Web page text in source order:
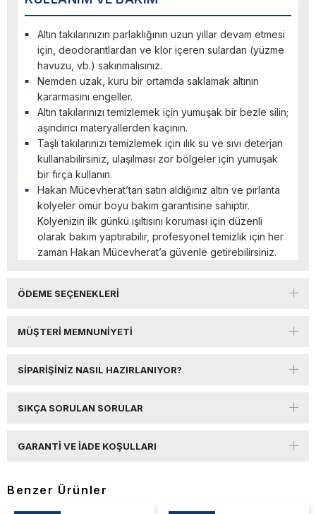
Altın takılarınızın parlaklığının uzun yıllar devam etmesi
için, deodorantlardan ve klor içeren sulardan (yüzme
havuzu, vb.) sakınmalısınız.
Nemden uzak, kuru bir ortamda saklamak altının
kararmasını engeller.
Altın takılarınızı temizlemek için yumuşak bir bezle silin;
aşındırıcı materyallerden kaçının.
Taşlı takılarınızı temizlemek için ılık su ve sıvı deterjan
kullanabilirsiniz, ulaşılması zor bölgeler için yumuşak
bir fırça kullanın.
Hakan Mücevherat’tan satın aldığınız altın ve pırlanta
kolyeler ömür boyu bakım garantisine sahiptir.
Kolyenizin ilk günkü ışıltısını koruması için düzenli
olarak bakım yaptırabilir, profesyonel temizlik için her
zaman Hakan Mücevherat’a güvenle getirebilirsiniz.
ÖDEME SEÇENEKLERI
MÜŞTERI MEMNUNIYETI
SIPARIŞINIZ NASIL HAZIRLANIYOR?
SIKÇA SORULAN SORULAR
GARANTI VE İADE KOŞULLARI
Benzer Ürünler